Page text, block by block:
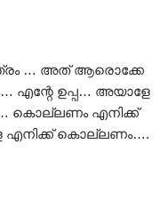
… അത് ആരൊക്കേ
എന്റേ ഉപ്പ… അയാളേ
കൊല്ലണം എനിക്ക്
എനിക്ക് കൊല്ലണം….